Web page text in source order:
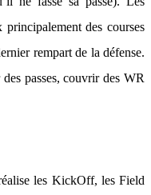
principalement des courses
rempart de la défense.
passes, couvrir des WR
les KickOff, les Field